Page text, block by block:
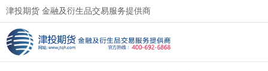
津投期货 金融及衍生品交易服务提供商